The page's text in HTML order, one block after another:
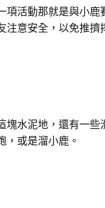
項活動那就是與小
注意安全，以免推擠
塊水泥地，還有一
，或是溜小鹿。